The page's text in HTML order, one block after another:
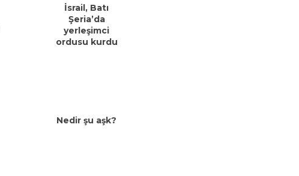
İsrail, Batı
Şeria’da
yerleşimci
ordusu kurdu
Nedir şu aşk?